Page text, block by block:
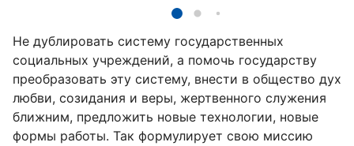
Не дублировать систему государственных
социальных учреждений, а помочь государству
преобразовать эту систему, внести в общество дух
любви, созидания и веры, жертвенного служения
ближним, предложить новые технологии, новые
формы работы. Так формулирует свою миссию